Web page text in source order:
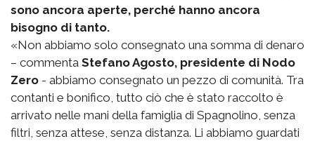
sono ancora aperte, perché hanno ancora
bisogno di tanto.
«Non abbiamo solo consegnato una somma di denaro
– commenta Stefano Agosto, presidente di Nodo
Zero - abbiamo consegnato un pezzo di comunità. Tra
contanti e bonifico, tutto ciò che è stato raccolto è
arrivato nelle mani della famiglia di Spagnolino, senza
filtri, senza attese, senza distanza. Li abbiamo guardati